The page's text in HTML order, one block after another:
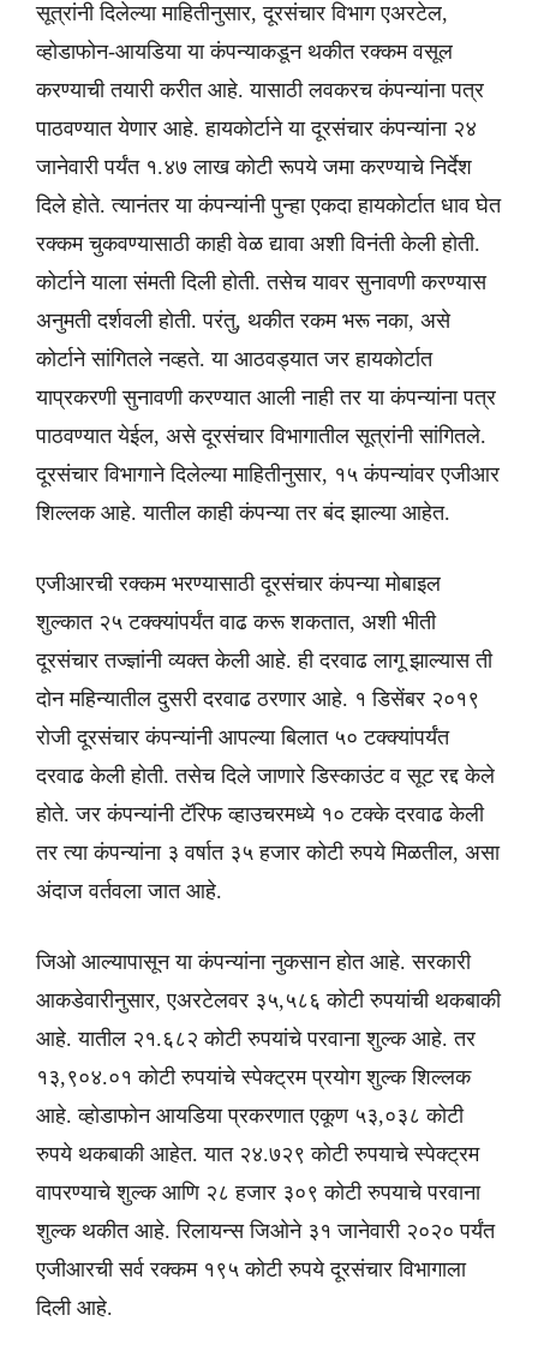
सूत्रांनी दिलेल्या माहितीनुसार, दूरसंचार विभाग एअरटेल,
व्होडाफोन-आयडिया या कंपन्याकडून थकीत रक्कम वसूल
करण्याची तयारी करीत आहे. यासाठी लवकरच कंपन्यांना पत्र
पाठवण्यात येणार आहे. हायकोर्टाने या दूरसंचार कंपन्यांना २४
जानेवारी पर्यंत १.४७ लाख कोटी रूपये जमा करण्याचे निर्देश
दिले होते. त्यानंतर या कंपन्यांनी पुन्हा एकदा हायकोर्टात धाव घेत
रक्कम चुकवण्यासाठी काही वेळ द्यावा अशी विनंती केली होती.
कोर्टाने याला संमती दिली होती. तसेच यावर सुनावणी करण्यास
अनुमती दर्शवली होती. परंतु, थकीत रकम भरू नका, असे
कोर्टाने सांगितले नव्हते. या आठवड्यात जर हायकोर्टात
याप्रकरणी सुनावणी करण्यात आली नाही तर या कंपन्यांना पत्र
पाठवण्यात येईल, असे दूरसंचार विभागातील सूत्रांनी सांगितले.
दूरसंचार विभागाने दिलेल्या माहितीनुसार, १५ कंपन्यांवर एजीआर
शिल्लक आहे. यातील काही कंपन्या तर बंद झाल्या आहेत.
एजीआरची रक्कम भरण्यासाठी दूरसंचार कंपन्या मोबाइल
शुल्कात २५ टक्क्यांपर्यंत वाढ करू शकतात, अशी भीती
दूरसंचार तज्ज्ञांनी व्यक्त केली आहे. ही दरवाढ लागू झाल्यास ती
दोन महिन्यातील दुसरी दरवाढ ठरणार आहे. १ डिसेंबर २०१९
रोजी दूरसंचार कंपन्यांनी आपल्या बिलात ५० टक्क्यांपर्यंत
दरवाढ केली होती. तसेच दिले जाणारे डिस्काउंट व सूट रद्द केले
होते. जर कंपन्यांनी टॅरिफ व्हाउचरमध्ये १० टक्के दरवाढ केली
तर त्या कंपन्यांना ३ वर्षात ३५ हजार कोटी रुपये मिळतील, असा
अंदाज वर्तवला जात आहे.
जिओ आल्यापासून या कंपन्यांना नुकसान होत आहे. सरकारी
आकडेवारीनुसार, एअरटेलवर ३५,५८६ कोटी रुपयांची थकबाकी
आहे. यातील २१.६८२ कोटी रुपयांचे परवाना शुल्क आहे. तर
१३,९०४.०१ कोटी रुपयांचे स्पेक्ट्रम प्रयोग शुल्क शिल्लक
आहे. व्होडाफोन आयडिया प्रकरणात एकूण ५३,०३८ कोटी
रुपये थकबाकी आहेत. यात २४.७२९ कोटी रुपयाचे स्पेक्ट्रम
वापरण्याचे शुल्क आणि २८ हजार ३०९ कोटी रुपयाचे परवाना
शुल्क थकीत आहे. रिलायन्स जिओने ३१ जानेवारी २०२० पर्यंत
एजीआरची सर्व रक्कम १९५ कोटी रुपये दूरसंचार विभागाला
दिली आहे.